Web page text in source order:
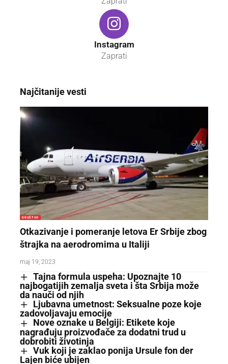
Instagram
Zaprati
Najčitanije vesti
DRUŠTVO
Otkazivanje i pomeranje letova Er Srbije zbog
štrajka na aerodromima u Italiji
maj 19, 2023
Tajna formula uspeha: Upoznajte 10
najbogatijih zemalja sveta i šta Srbija može
da nauči od njih
Ljubavna umetnost: Seksualne poze koje
zadovoljavaju emocije
Nove oznake u Belgiji: Etikete koje
nagrađuju proizvođače za dodatni trud u
dobrobiti životinja
Vuk koji je zaklao ponija Ursule fon der
Lajen biće ubijen